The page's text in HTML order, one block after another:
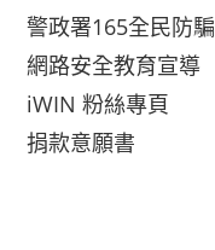
警政署165全民防騙
網路安全教育宣導
iWIN 粉絲專頁
捐款意願書